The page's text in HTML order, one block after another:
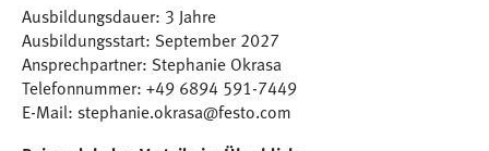
Ausbildungsdauer: 3 Jahre
Ausbildungsstart: September 2027
Ansprechpartner: Stephanie Okrasa
Telefonnummer: +49 6894 591-7449
E-Mail: stephanie.okrasa@festo.com